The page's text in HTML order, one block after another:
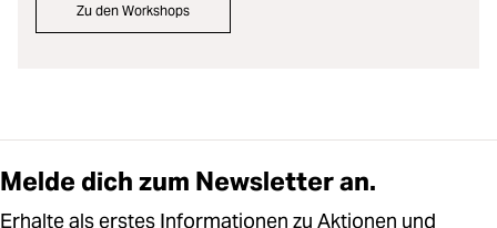
Zu den Workshops
Melde dich zum Newsletter an.
Erhalte als erstes Informationen zu Aktionen und